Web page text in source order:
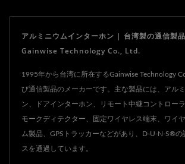
す。通話中に住人は自分の
携帯電話の番号キーを押す
ことでドアロックを制御す
ることができ、より便利で
す。
アルミニウムインターホン | 台湾製の通信製
Gainwise Technology Co., Ltd.
1995年から台湾に所在するGainwise Technology
び通信製品のメーカーです。主な製品には、アル
ン、ドアインターホン、リモート中継コントロー
モークディテクター、固定ワイヤレス端末、ワイ
ム製品、GPSトラッカーなどがあり、D-U-N-S®の
スを通過しています。